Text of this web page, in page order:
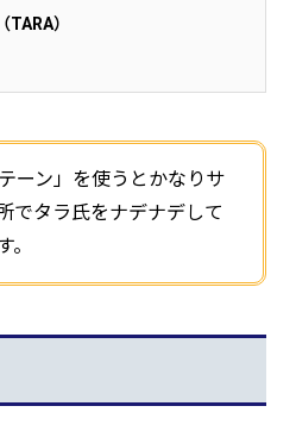
TARA）
ーン」を使うとかなりサ
でタラ氏をナデナデして